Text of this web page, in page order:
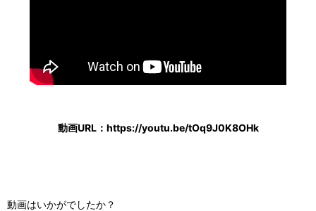
動画URL：https://youtu.be/tOq9J0K8OHk
動画はいかがでしたか？